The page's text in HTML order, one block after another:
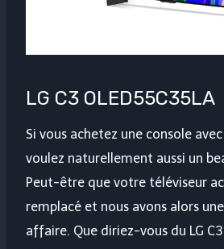
LG C3 OLED55C35LA
Si vous achetez une console
voulez naturellement aussi un
Peut-être que votre téléviseur
remplacé et nous avons alors
affaire. Que diriez-vous du LG C3